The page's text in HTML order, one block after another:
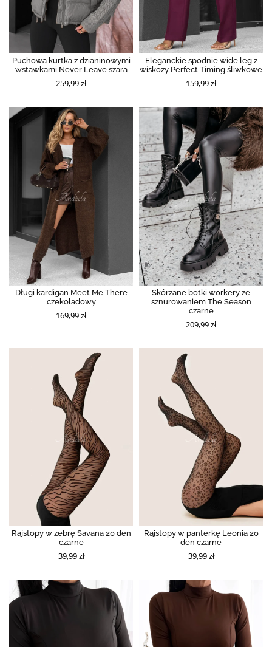
Puchowa kurtka z dzianinowymi
wstawkami Never Leave szara
259,99 zł
Eleganckie spodnie wide leg z
wiskozy Perfect Timing śliwkowe
159,99 zł
Długi kardigan Meet Me There
czekoladowy
169,99 zł
Skórzane botki workery ze
sznurowaniem The Season
czarne
209,99 zł
Rajstopy w zebrę Savana 20 den
czarne
39,99 zł
Rajstopy w panterkę Leonia 20
den czarne
39,99 zł